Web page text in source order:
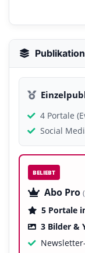
4 Portale
Social
BELIEBT
Abo Pro
5 Portale
3 Bilder &